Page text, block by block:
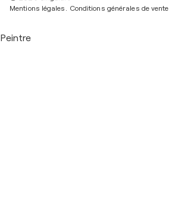
Mentions légales. Conditions générales de vente
Peintre